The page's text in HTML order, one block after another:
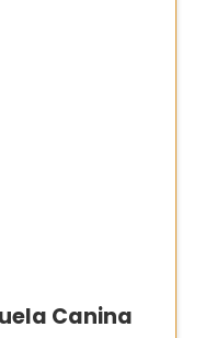
Canina